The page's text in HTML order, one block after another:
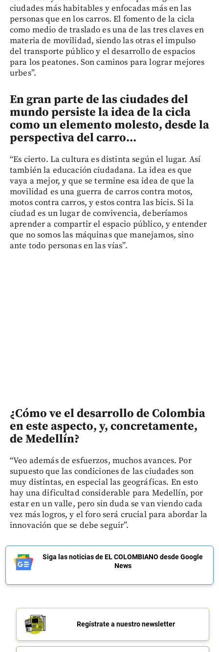
ciudades más habitables y enfocadas más en las
personas que en los carros. El fomento de la cicla
como medio de traslado es una de las tres claves en
materia de movilidad, siendo las otras el impulso
del transporte público y el desarrollo de espacios
para los peatones. Son caminos para lograr mejores
urbes”.
En gran parte de las ciudades del
mundo persiste la idea de la cicla
como un elemento molesto, desde la
perspectiva del carro...
“Es cierto. La cultura es distinta según el lugar. Así
también la educación ciudadana. La idea es que
vaya a mejor, y que se termine esa idea de que la
movilidad es una guerra de carros contra motos,
motos contra carros, y estos contra las bicis. Si la
ciudad es un lugar de convivencia, deberíamos
aprender a compartir el espacio público, y entender
que no somos las máquinas que manejamos, sino
ante todo personas en las vías”.
¿Cómo ve el desarrollo de Colombia
en este aspecto, y, concretamente,
de Medellín?
“Veo además de esfuerzos, muchos avances. Por
supuesto que las condiciones de las ciudades son
muy distintas, en especial las geográficas. En esto
hay una dificultad considerable para Medellín, por
estar en un valle, pero sin duda se van viendo cada
vez más logros, y el foro será crucial para abordar la
innovación que se debe seguir”.
Siga las noticias de EL COLOMBIANO desde Google
News
Regístrate a nuestro newsletter